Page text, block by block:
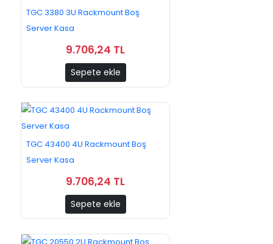
TGC 3380 3U Rackmount Boş
Server Kasa
9.706,24 TL
Sepete ekle
TGC 43400 4U Rackmount Boş
Server Kasa
9.706,24 TL
Sepete ekle